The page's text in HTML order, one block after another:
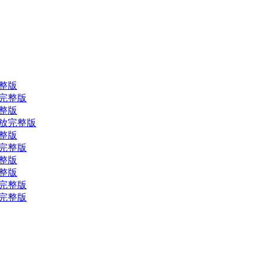
版
整版
版
完整版
版
整版
版
版
整版
整版